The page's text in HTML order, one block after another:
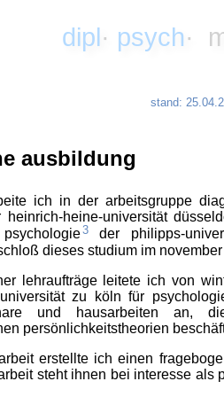
dipl· psych·
stand:
ausbildung
ich in der arbeitsgruppe
heinrich-heine-universität
3der philipps-
dieses studium im
lehraufträge leitete ich von
zu köln für
und hausarbeiten an,
persönlichkeitstheorien
erstellte ich einen
steht ihnen bei interesse als